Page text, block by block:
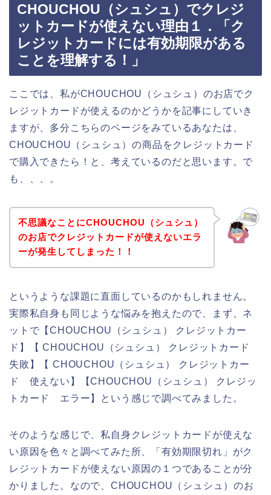
CHOUCHOU（シュシュ）でクレジ
ットカードが使えない理由１．「ク
レジットカードには有効期限がある
ことを理解する！」
ここでは、私がCHOUCHOU（シュシュ）のお店でク
レジットカードが使えるのかどうかを記事にしていき
ますが、多分こちらのページをみているあなたは、
CHOUCHOU（シュシュ）の商品をクレジットカード
で購入できたら！と、考えているのだと思います。で
も、、、。
不思議なことにCHOUCHOU（シュシュ）
のお店でクレジットカードが使えないエラ
ーが発生してしまった！！
というような課題に直面しているのかもしれません。
実際私自身も同じような悩みを抱えたので、まず、ネ
ットで【CHOUCHOU（シュシュ） クレジットカー
ド】【 CHOUCHOU（シュシュ） クレジットカード
失敗】【 CHOUCHOU（シュシュ） クレジットカー
ド 使えない】【CHOUCHOU（シュシュ） クレジッ
トカード エラー】という感じで調べてみました。
そのような感じで、私自身クレジットカードが使えな
い原因を色々と調べてみた所、「有効期限切れ」がク
レジットカードが使えない原因の１つであることが分
かりました。なので、CHOUCHOU（シュシュ）のお